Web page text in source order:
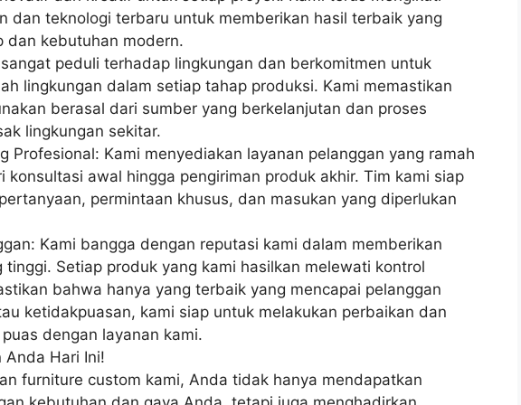
dan teknologi terbaru untuk memberikan hasil terbaik yang
dan kebutuhan modern.
peduli terhadap lingkungan dan berkomitmen untuk
lingkungan dalam setiap tahap produksi. Kami memastikan
berasal dari sumber yang berkelanjutan dan proses
lingkungan sekitar.
Profesional: Kami menyediakan layanan pelanggan yang ramah
konsultasi awal hingga pengiriman produk akhir. Tim kami siap
permintaan khusus, dan masukan yang diperlukan
Kami bangga dengan reputasi kami dalam memberikan
tinggi. Setiap produk yang kami hasilkan melewati kontrol
bahwa hanya yang terbaik yang mencapai pelanggan
ketidakpuasan, kami siap untuk melakukan perbaikan dan
dengan layanan kami.
Anda Hari Ini!
furniture custom kami, Anda tidak hanya mendapatkan